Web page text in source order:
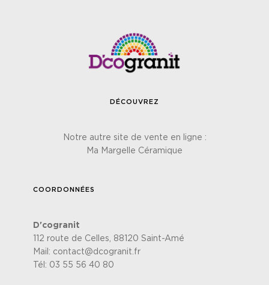
DÉCOUVREZ
Notre autre site de vente en ligne :
Ma Margelle Céramique
COORDONNÉES
D'cogranit
112 route de Celles, 88120 Saint-Amé
Mail: contact@dcogranit.fr
Tél: 03 55 56 40 80